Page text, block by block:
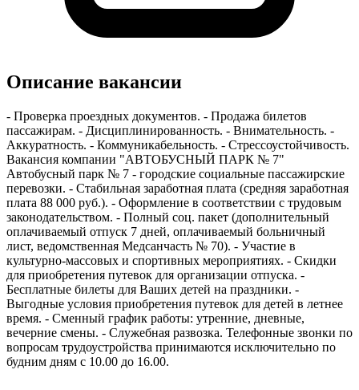
Описание вакансии
- Проверка проездных документов. - Продажа билетов
пассажирам. - Дисциплинированность. - Внимательность. -
Аккуратность. - Коммуникабельность. - Стрессоустойчивость.
Вакансия компании "АВТОБУСНЫЙ ПАРК № 7"
Автобусный парк № 7 - городские социальные пассажирские
перевозки. - Стабильная заработная плата (средняя заработная
плата 88 000 руб.). - Оформление в соответствии с трудовым
законодательством. - Полный соц. пакет (дополнительный
оплачиваемый отпуск 7 дней, оплачиваемый больничный
лист, ведомственная Медсанчасть № 70). - Участие в
культурно-массовых и спортивных мероприятиях. - Скидки
для приобретения путевок для организации отпуска. -
Бесплатные билеты для Ваших детей на праздники. -
Выгодные условия приобретения путевок для детей в летнее
время. - Сменный график работы: утренние, дневные,
вечерние смены. - Служебная развозка. Телефонные звонки по
вопросам трудоустройства принимаются исключительно по
будним дням с 10.00 до 16.00.